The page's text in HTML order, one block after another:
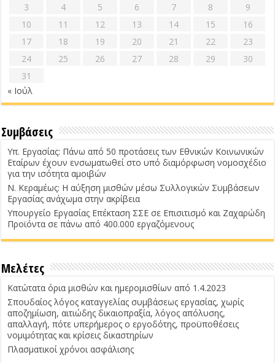
3
4 5 6 7 8
9
10
11 12 13 14 15
16
17
18 19 20 21 22
23
24
25 26 27 28 29
30
31
« Ιούλ
Συμβάσεις
Υπ. Εργασίας: Πάνω από 50 προτάσεις των Εθνικών Κοινωνικών
Εταίρων έχουν ενσωματωθεί στο υπό διαμόρφωση νομοσχέδιο
για την ισότητα αμοιβών
Ν. Κεραμέως: Η αύξηση μισθών μέσω Συλλογικών Συμβάσεων
Εργασίας ανάχωμα στην ακρίβεια
Υπουργείο Εργασίας Επέκταση ΣΣΕ σε Επισιτισμό και Ζαχαρώδη
Προϊόντα σε πάνω από 400.000 εργαζόμενους
Μελέτες
Κατώτατα όρια μισθών και ημερομισθίων από 1.4.2023
Σπουδαίος λόγος καταγγελίας συμβάσεως εργασίας, χωρίς
αποζημίωση, αιτιώδης δικαιοπραξία, λόγος απόλυσης,
απαλλαγή, πότε υπερήμερος ο εργοδότης, προϋποθέσεις
νομιμότητας και κρίσεις δικαστηρίων
Πλασματικοί χρόνοι ασφάλισης